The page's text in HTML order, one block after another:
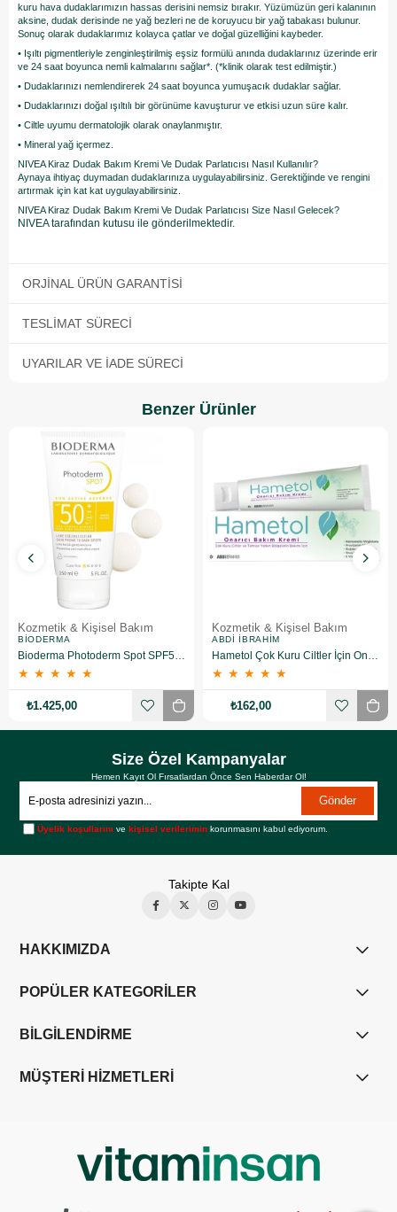
kuru hava dudaklarımızın hassas derisini nemsiz bırakır. Yüzümüzün geri kalanının
aksine, dudak derisinde ne yağ bezleri ne de koruyucu bir yağ tabakası bulunur.
Sonuç olarak dudaklarımız kolayca çatlar ve doğal güzelliğini kaybeder.
• Işıltı pigmentleriyle zenginleştirilmiş eşsiz formülü anında dudaklarınız üzerinde erir
ve 24 saat boyunca nemli kalmalarını sağlar*. (*klinik olarak test edilmiştir.)
• Dudaklarınızı nemlendirerek 24 saat boyunca yumuşacık dudaklar sağlar.
• Dudaklarınızı doğal ışıltılı bir görünüme kavuşturur ve etkisi uzun süre kalır.
• Ciltle uyumu dermatolojik olarak onaylanmıştır.
• Mineral yağ içermez.
NIVEA Kiraz Dudak Bakım Kremi Ve Dudak Parlatıcısı Nasıl Kullanılır?
Aynaya ihtiyaç duymadan dudaklarınıza uygulayabilirsiniz. Gerektiğinde ve rengini
artırmak için kat kat uygulayabilirsiniz.
NIVEA Kiraz Dudak Bakım Kremi Ve Dudak Parlatıcısı Size Nasıl Gelecek?
NIVEA tarafından kutusu ile gönderilmektedir.
ORJINAL ÜRÜN GARANTISI
TESLIMAT SÜRECI
UYARILAR VE İADE SÜRECI
Benzer Ürünler
Kozmetik & Kişisel Bakım
BIODERMA
★ ★ ★ ★ ★
₺1.425,00
Kozmetik & Kişisel Bakım
ABDI İBRAHIM
★ ★ ★ ★ ★
₺162,00
Size Özel Kampanyalar
Hemen Kayıt Ol Fırsatlardan Önce Sen Haberdar Ol!
Gönder
Üyelik koşullarını vekişisel verilerimin korunmasını kabul ediyorum.
Takipte Kal
HAKKIMIZDA
POPÜLER KATEGORİLER
BİLGİLENDİRME
MÜŞTERİ HİZMETLERİ